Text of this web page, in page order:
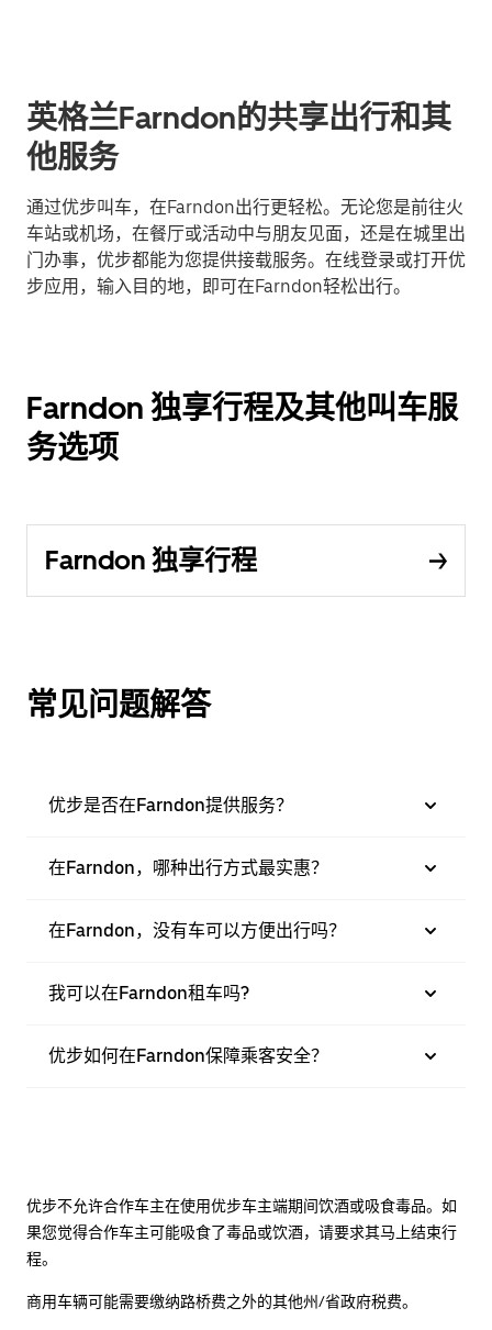
英格兰Farndon的共享出行和其
他服务
通过优步叫车，在Farndon出行更轻松。无论您是前往火
车站或机场，在餐厅或活动中与朋友见面，还是在城里出
门办事，优步都能为您提供接载服务。在线登录或打开优
步应用，输入目的地，即可在Farndon轻松出行。
Farndon 独享行程及其他叫车服
务选项
Farndon 独享行程
常见问题解答
优步是否在Farndon提供服务？
在Farndon，哪种出行方式最实惠？
在Farndon，没有车可以方便出行吗？
我可以在Farndon租车吗?
优步如何在Farndon保障乘客安全？
优步不允许合作车主在使用优步车主端期间饮酒或吸食毒品。如
果您觉得合作车主可能吸食了毒品或饮酒，请要求其马上结束行
程。
商用车辆可能需要缴纳路桥费之外的其他州/省政府税费。